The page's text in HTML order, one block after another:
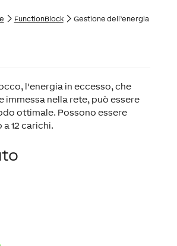
FunctionBlock
Gestione dell’energia
l'energia in eccesso, che
immessa nella rete, può essere
ottimale. Possono essere
12 carichi.